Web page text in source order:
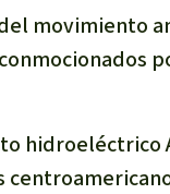
movimiento
hidroeléctrico